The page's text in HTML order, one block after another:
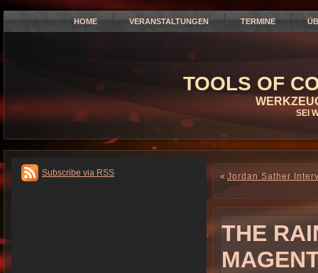
HOME VERANSTALTUNGEN TERMINE
TOOLS OF
SEI
Subscribe via RSS « Jordan Sather
THE